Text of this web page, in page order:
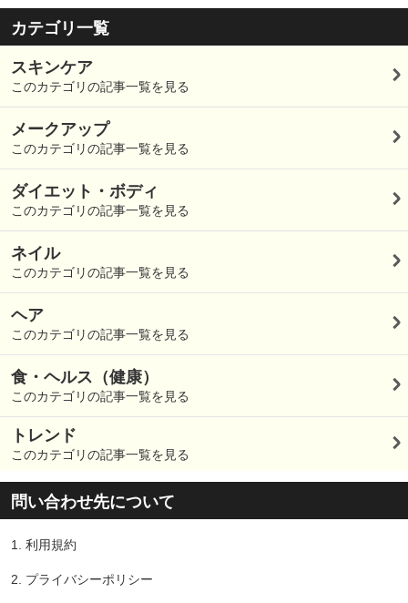
カテゴリ一覧
スキンケア
このカテゴリの記事一覧を見る
メークアップ
このカテゴリの記事一覧を見る
ダイエット・ボディ
このカテゴリの記事一覧を見る
ネイル
このカテゴリの記事一覧を見る
ヘア
このカテゴリの記事一覧を見る
食・ヘルス（健康）
このカテゴリの記事一覧を見る
トレンド
このカテゴリの記事一覧を見る
問い合わせ先について
1. 利用規約
2. プライバシーポリシー